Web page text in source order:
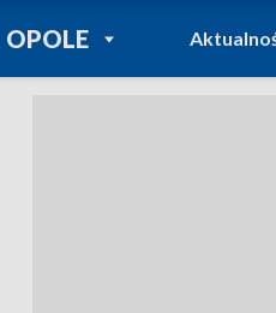
OPOLEPOWRÓT DO
TVP REGIONY